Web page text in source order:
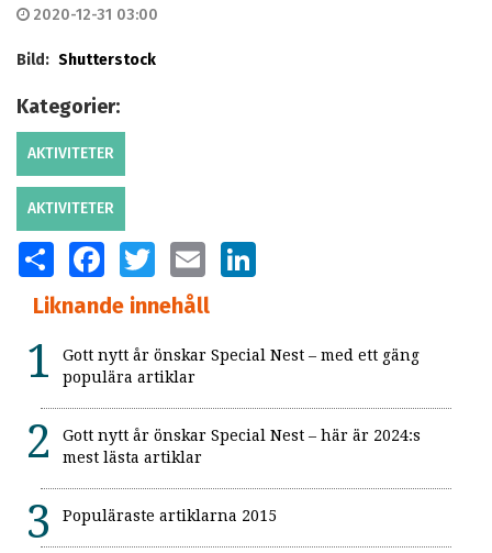
2020-12-31 03:00
Bild: Shutterstock
Kategorier:
AKTIVITETER
AKTIVITETER
SHARE FACEBOOKTWITTER EMAIL
Liknande innehåll
Gott nytt år önskar Special Nest – med ett gäng
populära artiklar
Gott nytt år önskar Special Nest – här är 2024:s
mest lästa artiklar
Populäraste artiklarna 2015